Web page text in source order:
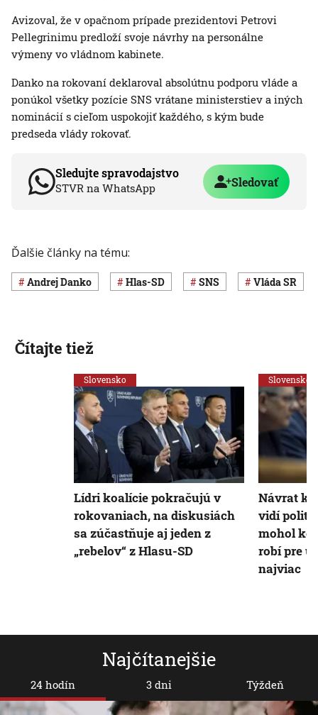
Avizoval, že v opačnom prípade prezidentovi Petrovi
Pellegrinimu predloží svoje návrhy na personálne
výmeny vo vládnom kabinete.
Danko na rokovaní deklaroval absolútnu podporu vláde a
ponúkol všetky pozície SNS vrátane ministerstiev a iných
nominácií s cieľom uspokojiť každého, s kým bude
predseda vlády rokovať.
Sledujte spravodajstvo
STVR na WhatsApp Sledovať
Ďalšie články na tému:
Andrej Danko Hlas-SD SNS vláda SR
Najčítanejšie
24 hodín 3 dni Týždeň
Čítajte tiež
Slovensko
Lídri koalície pokračujú v
rokovaniach, na diskusiách
sa zúčastňuje aj jeden z
„rebelov“ z Hlasu-SD
Slovensko
Návrat
vidí
mohol
robí pre
najviac